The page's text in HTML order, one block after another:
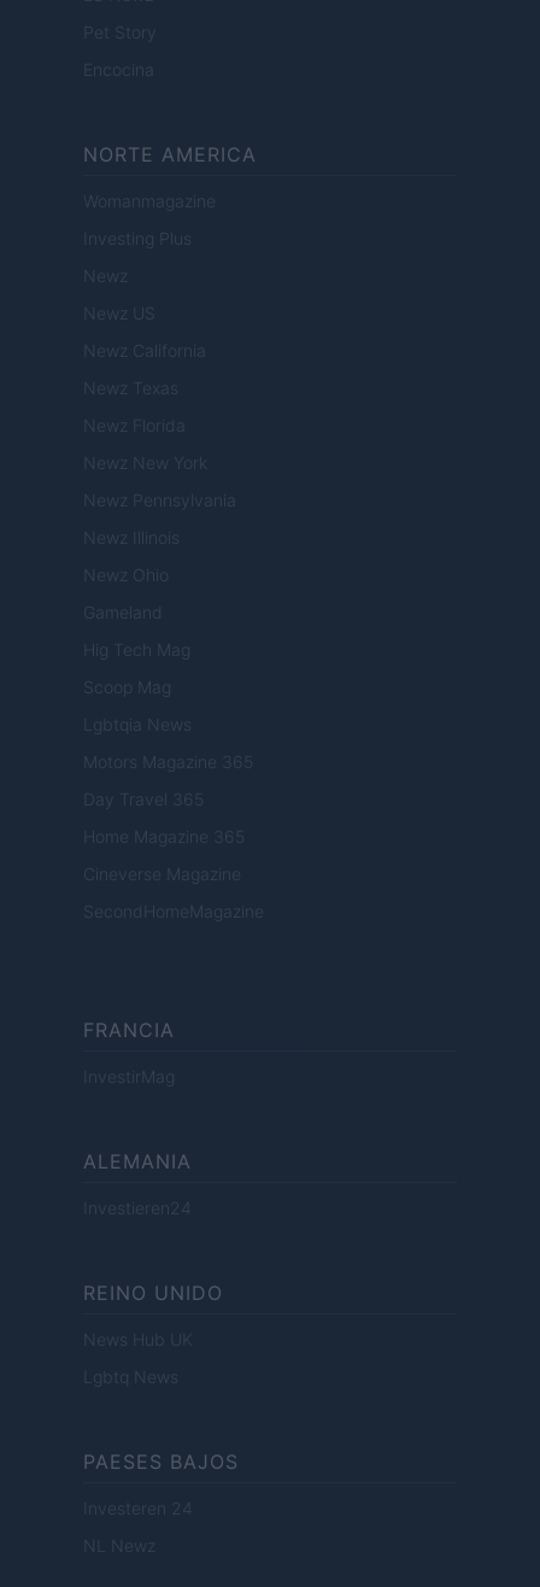
Pet Story
Encocina
NORTE AMERICA
Womanmagazine
Investing Plus
Newz
Newz US
Newz California
Newz Texas
Newz Florida
Newz New York
Newz Pennsylvania
Newz Illinois
Newz Ohio
Gameland
Hig Tech Mag
Scoop Mag
Lgbtqia News
Motors Magazine 365
Day Travel 365
Home Magazine 365
Cineverse Magazine
SecondHomeMagazine
FRANCIA
InvestirMag
ALEMANIA
Investieren24
REINO UNIDO
News Hub UK
Lgbtq News
PAESES BAJOS
Investeren 24
NL Newz